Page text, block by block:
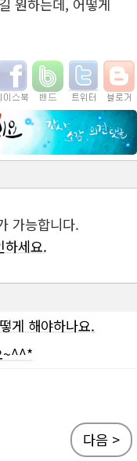
원하는데, 어떻게
가능합니다.
세요.
게 해야하나요.
~^^*
다음 >